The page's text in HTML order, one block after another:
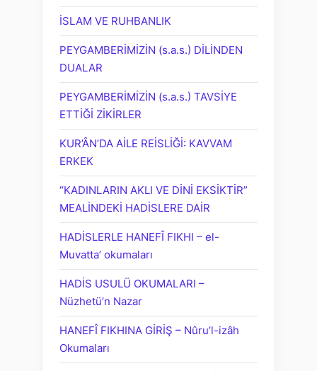
İSLAM VE RUHBANLIK
PEYGAMBERİMİZİN (s.a.s.) DİLİNDEN
DUALAR
PEYGAMBERİMİZİN (s.a.s.) TAVSİYE
ETTİĞİ ZİKİRLER
KUR’ÂN’DA AİLE REİSLİĞİ: KAVVAM
ERKEK
“KADINLARIN AKLI VE DİNİ EKSİKTİR”
MEALİNDEKİ HADİSLERE DAİR
HADİSLERLE HANEFÎ FIKHI – el-
Muvatta’ okumaları
HADİS USULÜ OKUMALARI –
Nüzhetü’n Nazar
HANEFÎ FIKHINA GİRİŞ – Nûru’l-izâh
Okumaları